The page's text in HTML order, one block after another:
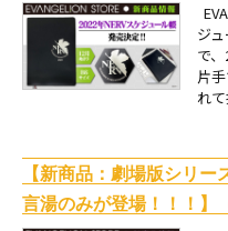
ジ
で
片
れ
【新商品：劇場版シリ
言湯のみが登場！！！】